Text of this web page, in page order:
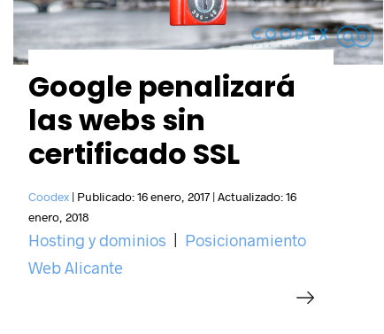
Google penalizará
las webs sin
certificado SSL
Coodex | Publicado:16 enero, 2017 |Actualizado:16
enero, 2018
Hosting y dominios
Posicionamiento
Web Alicante
966 263 049
info@coodex.es
Síguenos